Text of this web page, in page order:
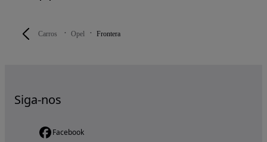
Carros Opel Frontera
Siga-nos
Facebook